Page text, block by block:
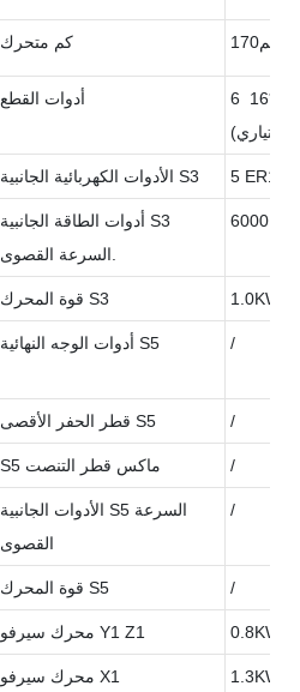
كم متحرك مم170
أدوات القطع
6 أدوات 12*12 أو 5 أدوات 16*16
(اختياري)
الأدوات الكهربائية الجانبية S3
أدوات الطاقة الجانبية S3
قوة المحرك S3 1.0KW
أدوات الوجه النهائية S5 /
قطر الحفر الأقصى S5 /
S5 ماكس قطر التنصت /
الأدوات الجانبية S5 السرعة
القصوى
/
قوة المحرك S5 /
محرك سيرفو Y1 Z1 0.8KW
محرك سيرفو X1 1.3KW